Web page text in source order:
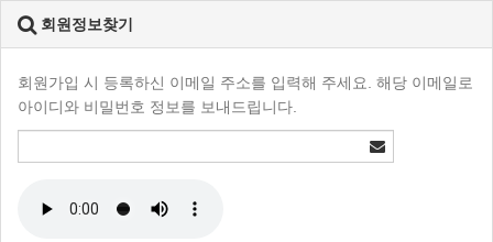
회원정보찾기
회원가입 시 등록하신 이메일 주소를 입력해 주세요. 해당 이메일로
아이디와 비밀번호 정보를 보내드립니다.